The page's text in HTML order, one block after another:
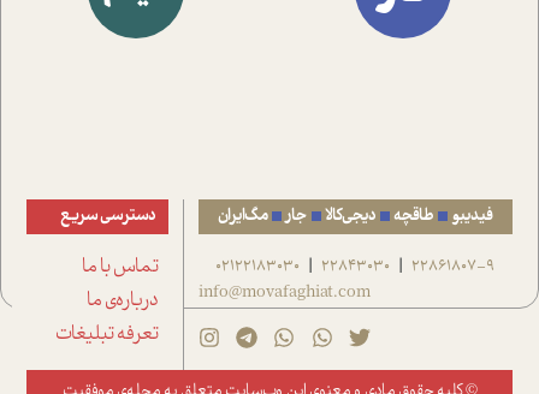
فیدیبو طاقچه دیجی‌کالا جار مگ‌ایران
22861807-9
|
22843030
|
02122183030
info@movafaghiat.com
دسترسی سریع
تماس با ما
درباره‌ی ما
تعرفه تبلیغات